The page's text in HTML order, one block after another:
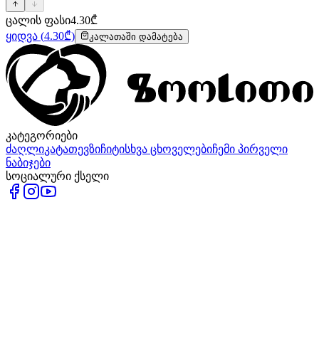
ცალის ფასი4.30₾
ყიდვა (4.30₾) კალათაში დამატება
კატეგორიები
ძაღლიკატათევზიჩიტისხვა ცხოველებიჩემი პირველი
ნაბიჯები
სოციალური ქსელი